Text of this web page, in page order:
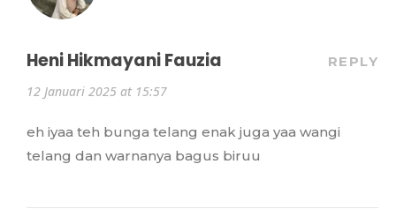
Heni Hikmayani Fauzia
12 Januari 2025 at 15:57
REPLY
eh iyaa teh bunga telang enak juga yaa wangi
telang dan warnanya bagus biruu